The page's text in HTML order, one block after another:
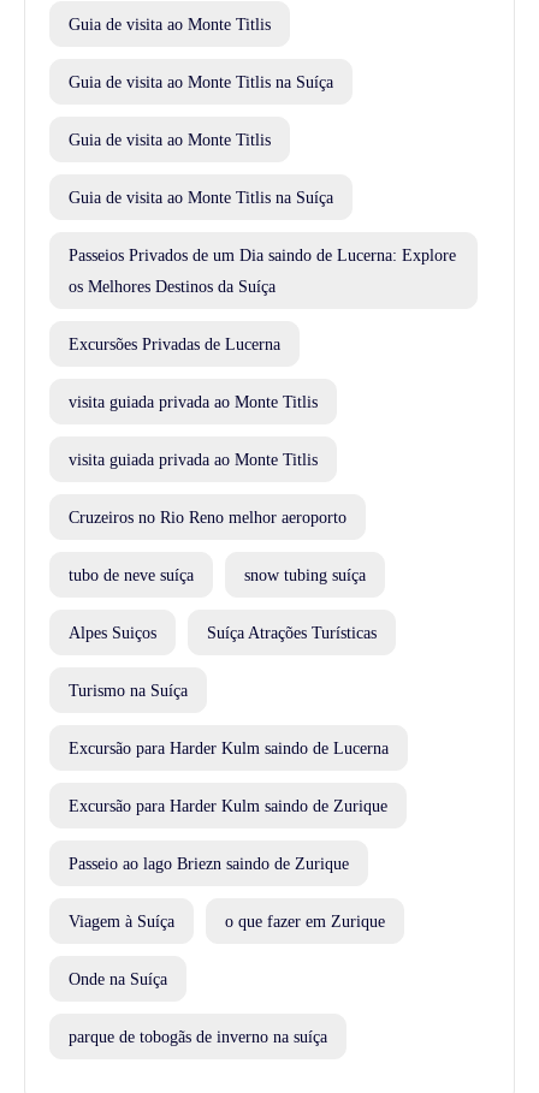
Guia de visita ao Monte Titlis
Guia de visita ao Monte Titlis na Suíça
Guia de visita ao Monte Titlis
Guia de visita ao Monte Titlis na Suíça
Passeios Privados de um Dia saindo de Lucerna: Explore
os Melhores Destinos da Suíça
Excursões Privadas de Lucerna
visita guiada privada ao Monte Titlis
visita guiada privada ao Monte Titlis
Cruzeiros no Rio Reno melhor aeroporto
tubo de neve suíça snow tubing suíça
Alpes Suiços Suíça Atrações Turísticas
Turismo na Suíça
Excursão para Harder Kulm saindo de Lucerna
Excursão para Harder Kulm saindo de Zurique
Passeio ao lago Briezn saindo de Zurique
Viagem à Suíça o que fazer em Zurique
Onde na Suíça
parque de tobogãs de inverno na suíça